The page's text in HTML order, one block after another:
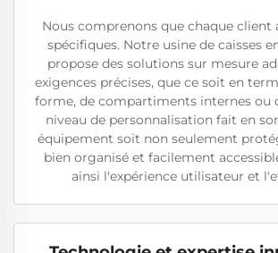
Nous comprenons que chaque client
spécifiques. Notre usine de caisses
propose des solutions sur mesure
exigences précises, que ce soit en
forme, de compartiments internes ou
niveau de personnalisation fait en
équipement soit non seulement
bien organisé et facilement
ainsi l'expérience utilisateur et